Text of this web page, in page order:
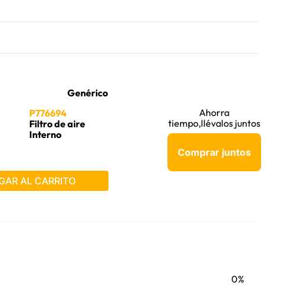
Genérico
P776694
Filtro de aire
Interno
AL CARRITO
Ahorra
tiempo,llévalos juntos
Comprar juntos
0%